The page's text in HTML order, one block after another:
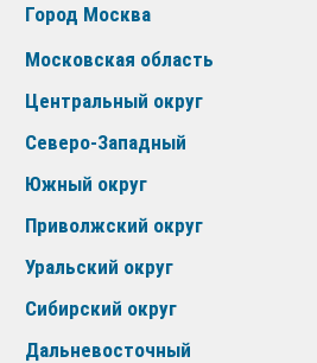
Город Москва
Московская область
Центральный округ
Северо-Западный
Южный округ
Приволжский округ
Уральский округ
Сибирский округ
Дальневосточный